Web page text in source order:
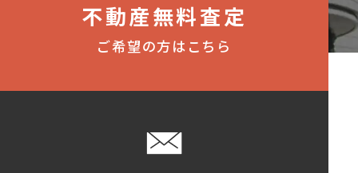
不動産無料査定
ご希望の方はこちら